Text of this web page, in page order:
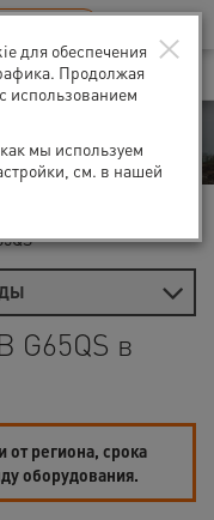
RU EN
G65QS в
от региона, срока
оборудования.
×
для обеспечения
Продолжая
использованием
мы используем
см. в нашей